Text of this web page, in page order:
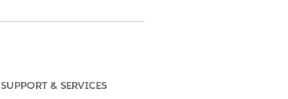
SUPPORT & SERVICES